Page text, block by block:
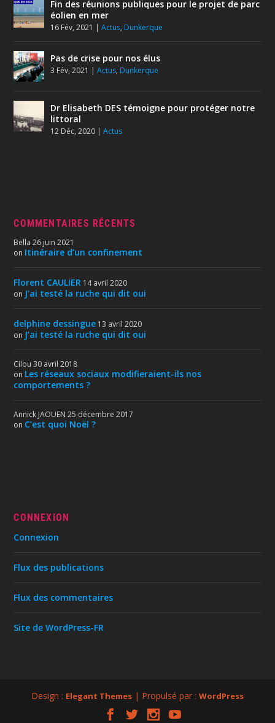
Fin des réunions publiques pour le projet de parc
éolien en mer
16 Fév, 2021 |Actus, Dunkerque
Pas de crise pour nos élus
3 Fév, 2021 |Actus, Dunkerque
Dr Elisabeth DES témoigne pour protéger notre
littoral
12 Déc, 2020 |Actus
COMMENTAIRES RÉCENTS
Bella 26 juin 2021
on Itinéraire d’un confinement
Florent CAULIER 14 avril 2020
on J’ai testé la ruche qui dit oui
delphine dessingue 13 avril 2020
on J’ai testé la ruche qui dit oui
Cilou 30 avril 2018
on Les réseaux sociaux modifieraient-ils nos
comportements ?
Annick JAOUEN 25 décembre 2017
on C’est quoi Noël ?
CONNEXION
Connexion
Flux des publications
Flux des commentaires
Site de WordPress-FR
Design : Elegant Themes | Propulsé par : WordPress